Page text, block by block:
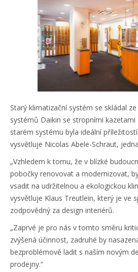
Starý klimatizační systém se skládal
systémů Daikin se stropními kazetami
starém systému byla ideální
vysvětluje Nicolas Abele-Schraut,
„Vzhledem k tomu, že v blízké
pobočky renovovat a modernizovat,
vsadit na udržitelnou a ekologickou
vysvětluje Klaus Treutlein, který je ve
zodpovědný za design interiérů.
„Zaprvé je pro nás v tomto směru
zvýšená účinnost, zadruhé by
bezproblémově ladit s naším novým
prodejny.“